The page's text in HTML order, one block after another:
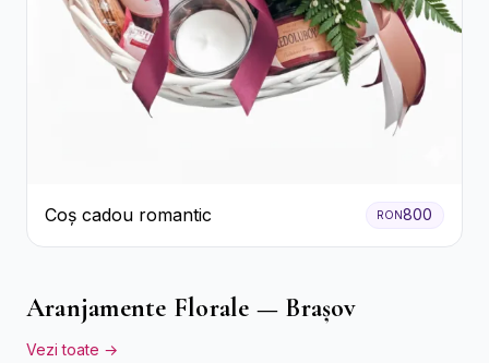
Coș cadou romantic RON800
Aranjamente Florale — Brașov
Vezi toate →